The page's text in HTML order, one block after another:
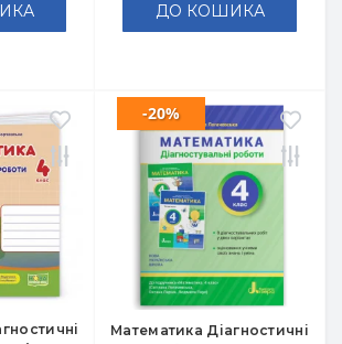
ДО КОШИКА
Математика Діагностичні
-20%